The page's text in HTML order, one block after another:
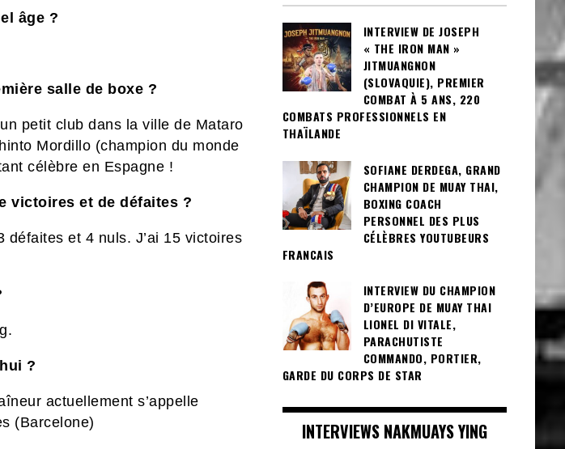
âge ?
salle de boxe ?
petit club dans la ville de Mataro
Mordillo (champion du monde
célèbre en Espagne !
victoires et de défaites ?
défaites et 4 nuls. J’ai 15 victoires
?
actuellement s’appelle
(Barcelone)
INTERVIEW DE JOSEPH
« THE IRON MAN »
JITMUANGNON
(SLOVAQUIE), PREMIER
COMBAT À 5 ANS, 220
COMBATS PROFESSIONNELS EN
THAÏLANDE
SOFIANE DERDEGA, GRAND
CHAMPION DE MUAY THAI,
BOXING COACH
PERSONNEL DES PLUS
CÉLÈBRES YOUTUBEURS
FRANCAIS
INTERVIEW DU CHAMPION
D’EUROPE DE MUAY THAI
LIONEL DI VITALE,
PARACHUTISTE
COMMANDO, PORTIER,
GARDE DU CORPS DE STAR
INTERVIEWS NAKMUAYS YING